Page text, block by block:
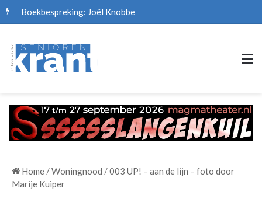
Boekbespreking: Joël Knobbe
Home /Woningnood /003 UP! – aan de lijn – foto door
Marije Kuiper